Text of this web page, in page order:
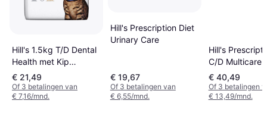
Hill's 1.5kg T/D Dental
Health met Kip
Prescription
€ 21,49
Of 3 betalingen van
€ 7,16/mnd.
Hill's Prescription Diet
Urinary Care
€ 19,67
Of 3 betalingen van
€ 6,55/mnd.
Hill's
C/D Multicare
kg
€ 40,49
Of 3 betalingen
€ 13,49/mnd.